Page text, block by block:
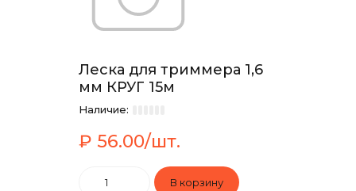
Леска для триммера 1,6
мм КРУГ 15м
Наличие:
₽ 56.00/шт.